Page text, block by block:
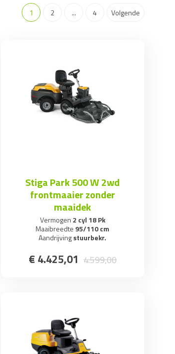
1 2 ... 4 Volgende
Stiga Park 500 W 2wd
frontmaaier zonder
maaidek
Vermogen 2 cyl 18 Pk
Maaibreedte 95/110 cm
Aandrijvingstuurbekr.
€ 4.425,01 4.599,00